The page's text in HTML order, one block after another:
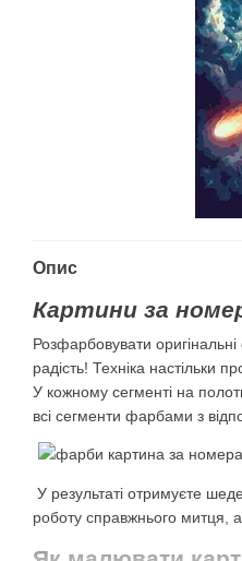
Опис
Картини за
Розфарбовувати
радість! Техніка настільки
У кожному сегменті на
всі сегменти фарбами з
У результаті отримуєте
роботу справжнього митця,